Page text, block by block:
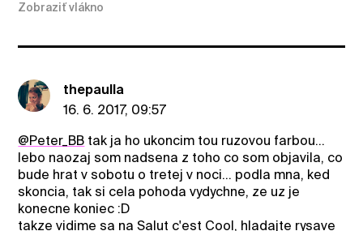
Zobraziť vlákno
thepaulla
16. 6. 2017, 09:57
@Peter_BB tak ja ho ukoncim tou ruzovou farbou...
lebo naozaj som nadsena z toho co som objavila, co
bude hrat v sobotu o tretej v noci... podla mna, ked
skoncia, tak si cela pohoda vydychne, ze uz je
konecne koniec :D
takze vidime sa na Salut c'est Cool, hladajte rysave